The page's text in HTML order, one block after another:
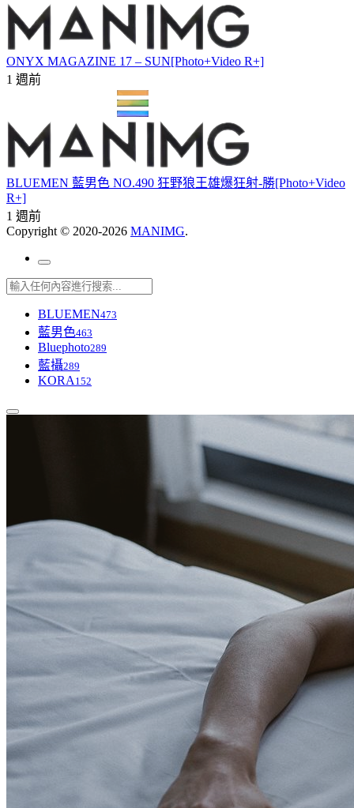
ONYX MAGAZINE 17 – SUN[Photo+Video R+]
1 週前
BLUEMEN 藍男色 NO.490 狂野狼王雄爆狂射-勝[Photo+Video
R+]
1 週前
Copyright © 2020-2026 MANIMG.
BLUEMEN473
藍男色463
Bluephoto289
藍攝289
KORA 152